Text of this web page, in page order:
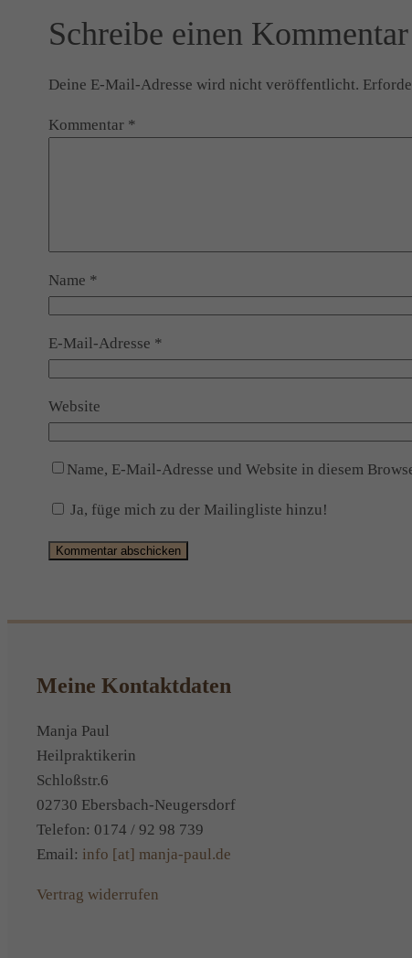
Schreibe einen Kommentar
Deine E-Mail-Adresse wird nicht veröffentlicht.
Kommentar *
Name *
E-Mail-Adresse *
Website
Name, E-Mail-Adresse und Website in diesem
Ja, füge mich zu der Mailingliste hinzu!
Meine Kontaktdaten
Manja Paul
Heilpraktikerin
Schloßstr.6
02730 Ebersbach-Neugersdorf
Telefon: 0174 / 92 98 739
Email: info [at] manja-paul.de
Vertrag widerrufen